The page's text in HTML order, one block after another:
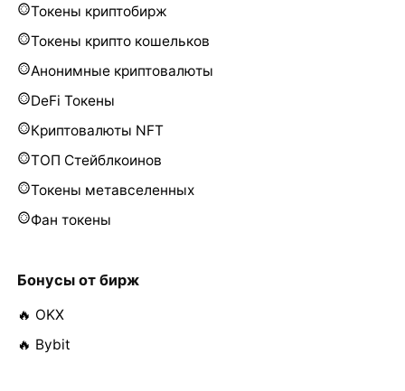
Токены криптобирж
Токены крипто кошельков
Анонимные криптовалюты
DeFi Токены
Криптовалюты NFT
ТОП Стейблкоинов
Токены метавселенных
Фан токены
Бонусы от бирж
🔥 OKX
🔥 Bybit